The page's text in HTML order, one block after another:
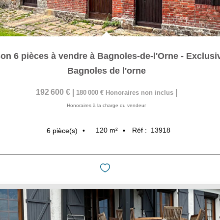
6 pièces à vendre à Bagnoles-de-l'Orne -
Bagnoles de l'orne
192 600 € 180 000 € Honoraires non inclus
Honoraires à la charge du vendeur
6 pièce(s) 120 m² Réf : 13918